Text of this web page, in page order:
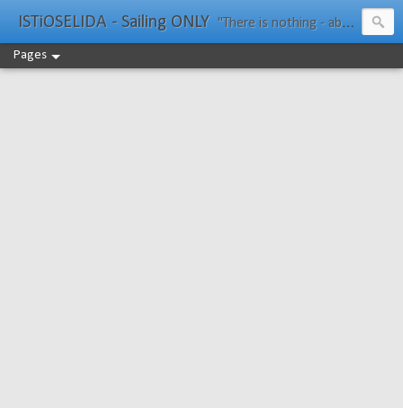
ISTiOSELIDA - Sailing ONLY "There is nothing - absolutely nothing - half so much worth doing as simply messing about in boats." Water Rat, Kenneth Grahame
Pages